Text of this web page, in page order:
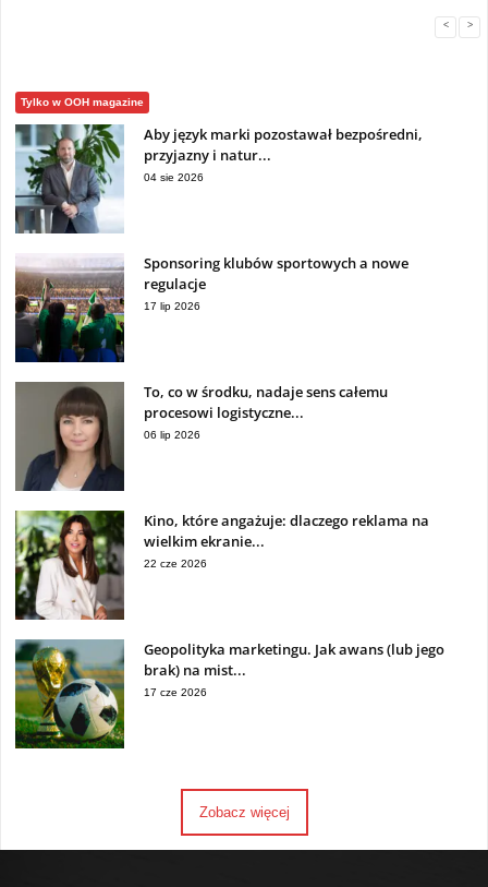
< >
Tylko w OOH magazine
Aby język marki pozostawał bezpośredni,
przyjazny i natur...
04 sie 2026
Sponsoring klubów sportowych a nowe
regulacje
17 lip 2026
To, co w środku, nadaje sens całemu
procesowi logistyczne...
06 lip 2026
Kino, które angażuje: dlaczego reklama na
wielkim ekranie...
22 cze 2026
Geopolityka marketingu. Jak awans (lub jego
brak) na mist...
17 cze 2026
Zobacz więcej